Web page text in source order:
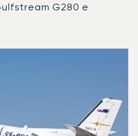
G280 e